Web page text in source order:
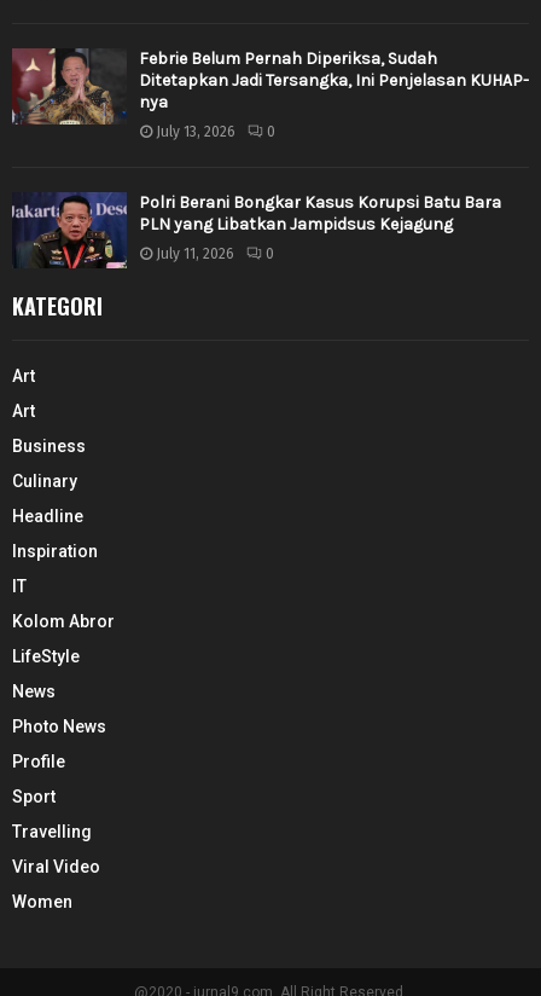
Febrie Belum Pernah Diperiksa, Sudah
Ditetapkan Jadi Tersangka, Ini Penjelasan KUHAP-
nya
July 13, 2026 0
Polri Berani Bongkar Kasus Korupsi Batu Bara
PLN yang Libatkan Jampidsus Kejagung
July 11, 2026 0
KATEGORI
Art
Art
Business
Culinary
Headline
Inspiration
IT
Kolom Abror
LifeStyle
News
Photo News
Profile
Sport
Travelling
Viral Video
Women
@2020 - jurnal9.com. All Right Reserved.